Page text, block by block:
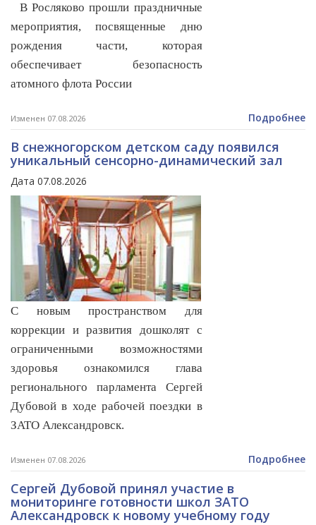
В Росляково прошли праздничные
мероприятия, посвященные дню
рождения части, которая
обеспечивает безопасность
атомного флота России
Изменен 07.08.2026 Подробнее
В снежногорском детском саду появился
уникальный сенсорно-динамический зал
Дата 07.08.2026
С новым пространством для
коррекции и развития дошколят с
ограниченными возможностями
здоровья ознакомился глава
регионального парламента Сергей
Дубовой в ходе рабочей поездки в
ЗАТО Александровск.
Изменен 07.08.2026 Подробнее
Сергей Дубовой принял участие в
мониторинге готовности школ ЗАТО
Александровск к новому учебному году